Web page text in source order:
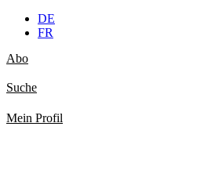
DE
FR
Abo
Suche
Mein Profil